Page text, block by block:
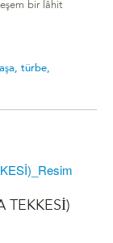
bir lâhit
türbe,
TEKKESİ)